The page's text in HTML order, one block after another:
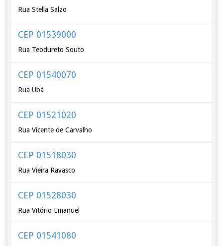
Rua Stella Salzo
CEP 01539000
Rua Teodureto Souto
CEP 01540070
Rua Ubá
CEP 01521020
Rua Vicente de Carvalho
CEP 01518030
Rua Vieira Ravasco
CEP 01528030
Rua Vitório Emanuel
CEP 01541080